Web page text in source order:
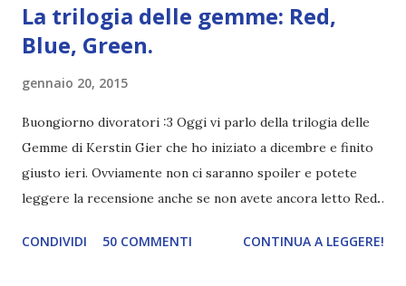
La trilogia delle gemme: Red,
Blue, Green.
gennaio 20, 2015
Buongiorno divoratori :3 Oggi vi parlo della trilogia delle
Gemme di Kerstin Gier che ho iniziato a dicembre e finito
giusto ieri. Ovviamente non ci saranno spoiler e potete
leggere la recensione anche se non avete ancora letto Red.
Green sono state delle letture molto piacevoli ma non
CONDIVIDI 50 COMMENTI CONTINUA A LEGGERE!